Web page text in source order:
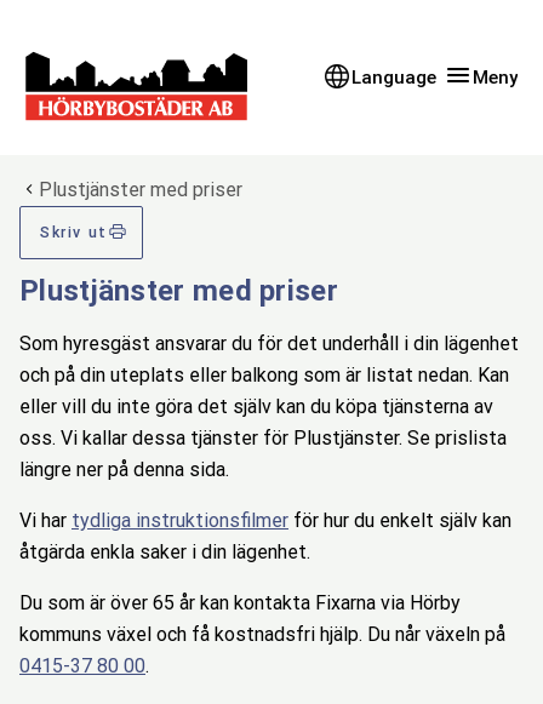
Language
Meny
Du är här:
Plustjänster med priser
Skriv ut
Plustjänster med priser
Som hyresgäst ansvarar du för det underhåll i din lägenhet
och på din uteplats eller balkong som är listat nedan. Kan
eller vill du inte göra det själv kan du köpa tjänsterna av
oss. Vi kallar dessa tjänster för Plustjänster. Se prislista
längre ner på denna sida.
Vi har tydliga instruktionsfilmer för hur du enkelt själv kan
åtgärda enkla saker i din lägenhet.
Du som är över 65 år kan kontakta Fixarna via Hörby
kommuns växel och få kostnadsfri hjälp. Du når växeln på
0415-37 80 00.